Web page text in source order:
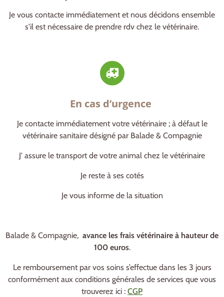
Je vous contacte immédiatement et nous décidons ensemble
s'il est nécessaire de prendre rdv chez le vétérinaire.
En cas d’urgence
Je contacte immédiatement votre vétérinaire ; à défaut le
vétérinaire sanitaire désigné par Balade & Compagnie
J' assure le transport de votre animal chez le vétérinaire
Je reste à ses cotés
Je vous informe de la situation
Balade & Compagnie, avance les frais vétérinaire à hauteur de
100 euros.
Le remboursement par vos soins s’effectue dans les 3 jours
conformément aux conditions générales de services que vous
trouverez ici : CGP